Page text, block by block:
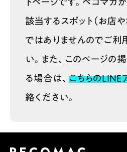
該当するスポット（お店
ではありませんのでご利
い。また、このページの
る場合は、 こちらのLINE
絡ください。